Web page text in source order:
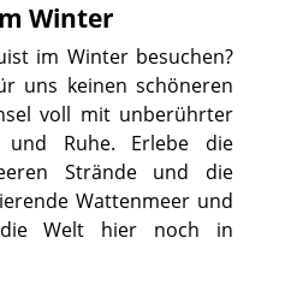
Winter
im Winter besuchen?
uns keinen schöneren
voll mit unberührter
Ruhe. Erlebe die
Strände und die
Wattenmeer und
Welt hier noch in